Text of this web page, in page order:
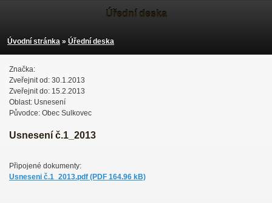
Úřední deska
Úvodní stránka » Úřední deska
Značka:
Zveřejnit od: 30.1.2013
Zveřejnit do: 15.2.2013
Oblast: Usnesení
Původce: Obec Sulkovec
Usnesení č.1_2013
Připojené dokumenty:
Usneseni č.1_2013.pdf (PDF 164.96 kB)